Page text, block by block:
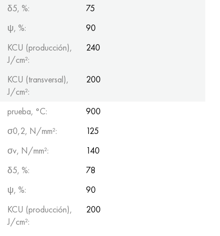
δ5, %:
75
ψ, %:
90
KCU (producción),
J/cm²:
240
KCU (transversal),
J/cm²:
200
prueba, °С:
900
σ0,2, N/mm²:
125
σv, N/mm²:
140
δ5, %:
78
ψ, %:
90
KCU (producción),
J/cm²:
200